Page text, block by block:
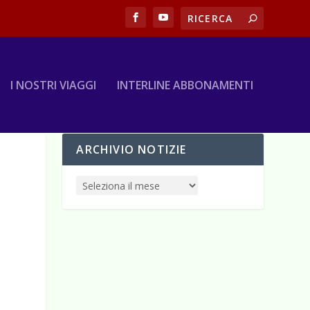
I NOSTRI VIAGGI INTERLINE ABBONAMENTI
ARCHIVIO NOTIZIE